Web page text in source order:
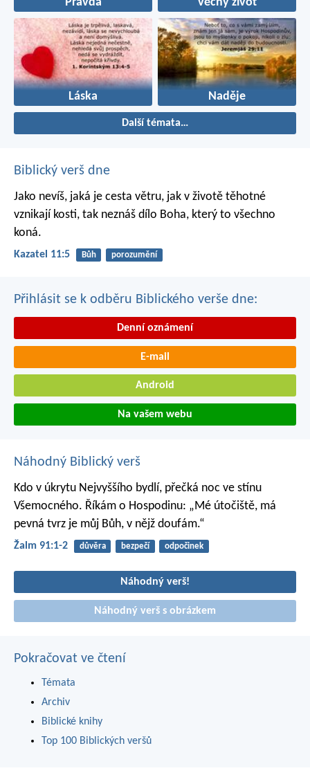
Pravda Věčný život
Láska Naděje
Další témata…
Biblický verš dne
Jako nevíš, jaká je cesta větru, jak v životě těhotné
vznikají kosti, tak neznáš dílo Boha, který to všechno
koná.
Kazatel 11:5 Bůh porozumění
Přihlásit se k odběru Biblického verše dne:
Denní oznámení
E-mail
Android
Na vašem webu
Náhodný Biblický verš
Kdo v úkrytu Nejvyššího bydlí, přečká noc ve stínu
Všemocného. Říkám o Hospodinu: „Mé útočiště, má
pevná tvrz je můj Bůh, v nějž doufám.“
Žalm 91:1-2 důvěra bezpečí odpočinek
Náhodný verš!
Náhodný verš s obrázkem
Pokračovat ve čtení
Témata
Archiv
Biblické knihy
Top 100 Biblických veršů